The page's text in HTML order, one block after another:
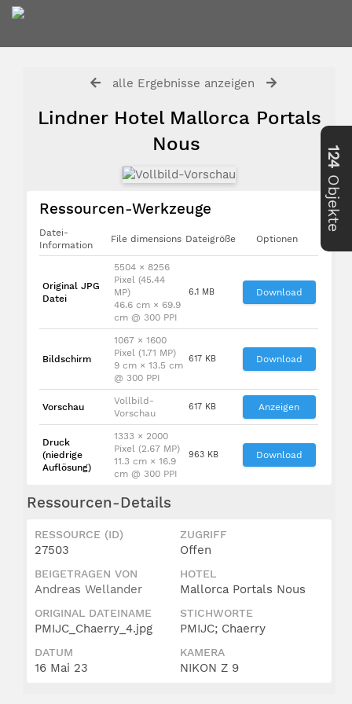
alle Ergebnisse anzeigen
Lindner Hotel Mallorca Portals
Nous
Ressourcen-Werkzeuge
Datei-
Information
File dimensions Dateigröße Optionen
Original JPG
Datei
5504 × 8256
Pixel (45.44
MP)
46.6 cm × 69.9
cm @ 300 PPI
6.1 MB Download
Bildschirm
1067 × 1600
Pixel (1.71 MP)
9 cm × 13.5 cm
@ 300 PPI
617 KB Download
Vorschau
Vollbild-
Vorschau
617 KB Anzeigen
Druck
(niedrige
Auflösung)
1333 × 2000
Pixel (2.67 MP)
11.3 cm × 16.9
cm @ 300 PPI
963 KB Download
Ressourcen-Details
RESSOURCE (ID)
27503
ZUGRIFF
Offen
BEIGETRAGEN VON
Andreas Wellander
HOTEL
Mallorca Portals Nous
ORIGINAL DATEINAME
PMIJC_Chaerry_4.jpg
STICHWORTE
PMIJC; Chaerry
DATUM
16 Mai 23
KAMERA
NIKON Z 9
124
Objekte